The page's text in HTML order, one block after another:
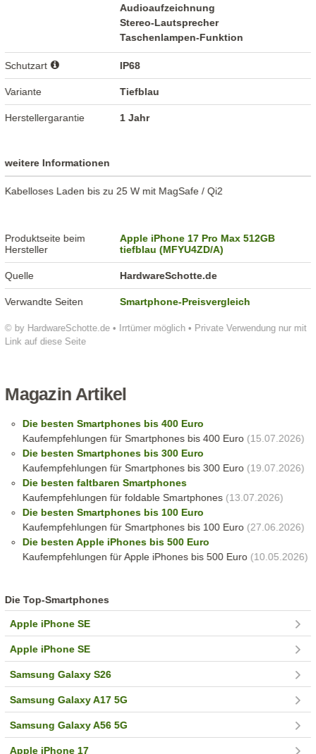
© by HardwareSchotte.de • Irrtümer möglich • Private Verwendung nur mit
Link auf diese Seite
Audioaufzeichnung
Stereo-Lautsprecher
Taschenlampen-Funktion
Schutzart IP68
Variante Tiefblau
Herstellergarantie 1 Jahr
weitere Informationen
Kabelloses Laden bis zu 25 W mit MagSafe / Qi2
Produktseite beim
Hersteller
Apple iPhone 17 Pro Max 512GB
tiefblau (MFYU4ZD/A)
Quelle HardwareSchotte.de
Verwandte Seiten Smartphone-Preisvergleich
Magazin Artikel
Die besten Smartphones bis 400 Euro
Kaufempfehlungen für Smartphones bis 400 Euro(15.07.2026)
Die besten Smartphones bis 300 Euro
Kaufempfehlungen für Smartphones bis 300 Euro(19.07.2026)
Die besten faltbaren Smartphones
Kaufempfehlungen für foldable Smartphones(13.07.2026)
Die besten Smartphones bis 100 Euro
Kaufempfehlungen für Smartphones bis 100 Euro(27.06.2026)
Die besten Apple iPhones bis 500 Euro
Kaufempfehlungen für Apple iPhones bis 500 Euro(10.05.2026)
Die Top-Smartphones
Apple iPhone SE
Apple iPhone SE
Samsung Galaxy S26
Samsung Galaxy A17 5G
Samsung Galaxy A56 5G
Apple iPhone 17